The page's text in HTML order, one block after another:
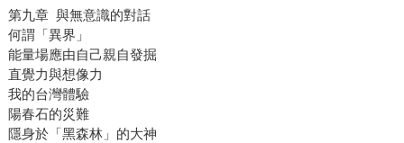
第九章 與無意識的對話
何謂「異界」
能量場應由自己親自發掘
直覺力與想像力
我的台灣體驗
陽春石的災難
隱身於「黑森林」的大神